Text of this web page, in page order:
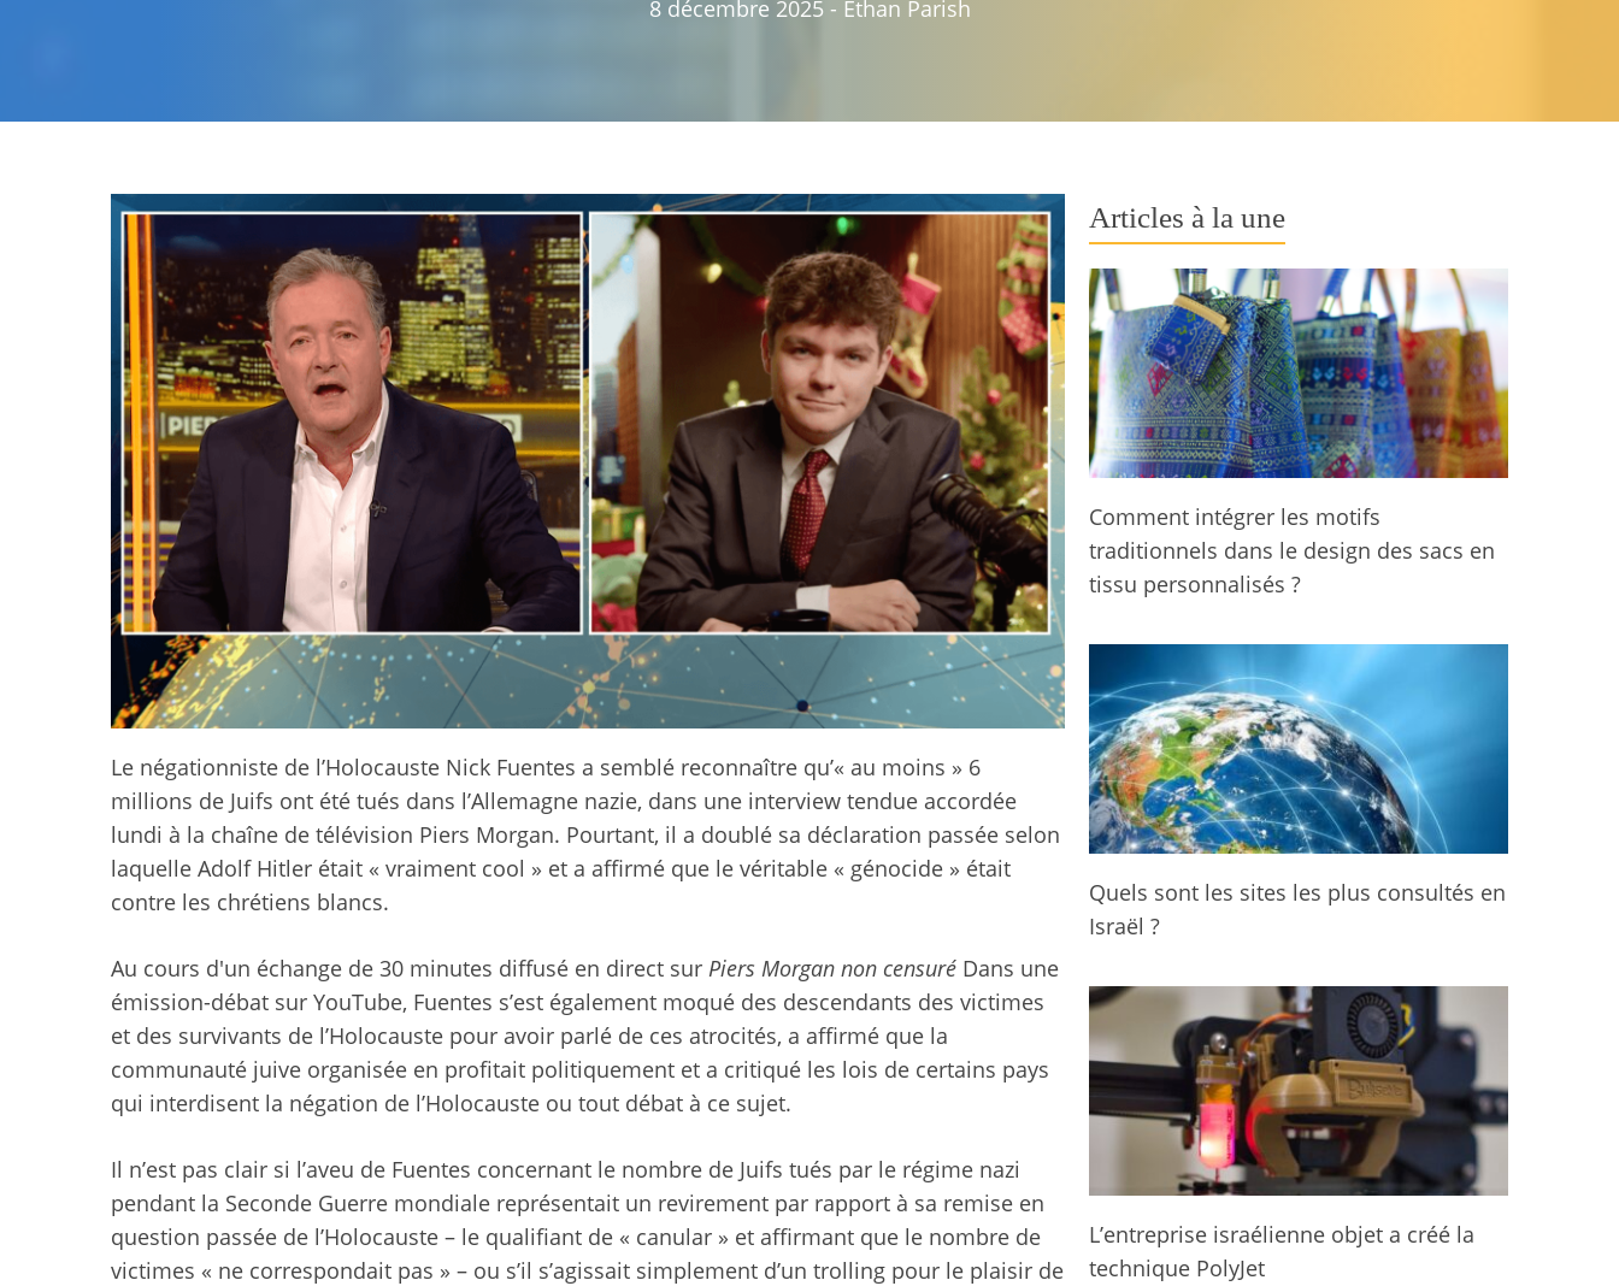
8 décembre 2025 - Ethan Parish
Le négationniste de l’Holocauste Nick Fuentes a semblé reconnaître qu’« au moins » 6
millions de Juifs ont été tués dans l’Allemagne nazie, dans une interview tendue accordée
lundi à la chaîne de télévision Piers Morgan. Pourtant, il a doublé sa déclaration passée selon
laquelle Adolf Hitler était « vraiment cool » et a affirmé que le véritable « génocide » était
contre les chrétiens blancs.
Au cours d'un échange de 30 minutes diffusé en direct sur Piers Morgan non censuré Dans une
émission-débat sur YouTube, Fuentes s’est également moqué des descendants des victimes
et des survivants de l’Holocauste pour avoir parlé de ces atrocités, a affirmé que la
communauté juive organisée en profitait politiquement et a critiqué les lois de certains pays
qui interdisent la négation de l’Holocauste ou tout débat à ce sujet.
Il n’est pas clair si l’aveu de Fuentes concernant le nombre de Juifs tués par le régime nazi
pendant la Seconde Guerre mondiale représentait un revirement par rapport à sa remise en
question passée de l’Holocauste – le qualifiant de « canular » et affirmant que le nombre de
victimes « ne correspondait pas » – ou s’il s’agissait simplement d’un trolling pour le plaisir de
Articles à la une
Comment intégrer les motifs
traditionnels dans le design des sacs en
tissu personnalisés ?
Quels sont les sites les plus consultés en
Israël ?
L’entreprise israélienne objet a créé la
technique PolyJet